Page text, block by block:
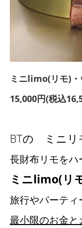
ミニlimo(リモ)
15,000円(税込
BTの ミニリ
長財布リモを
ミニlimo(リ
旅行やパーティ
最小限のお金